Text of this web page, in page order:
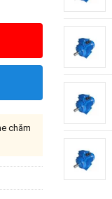
chăm